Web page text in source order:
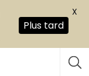
Plus tard
X